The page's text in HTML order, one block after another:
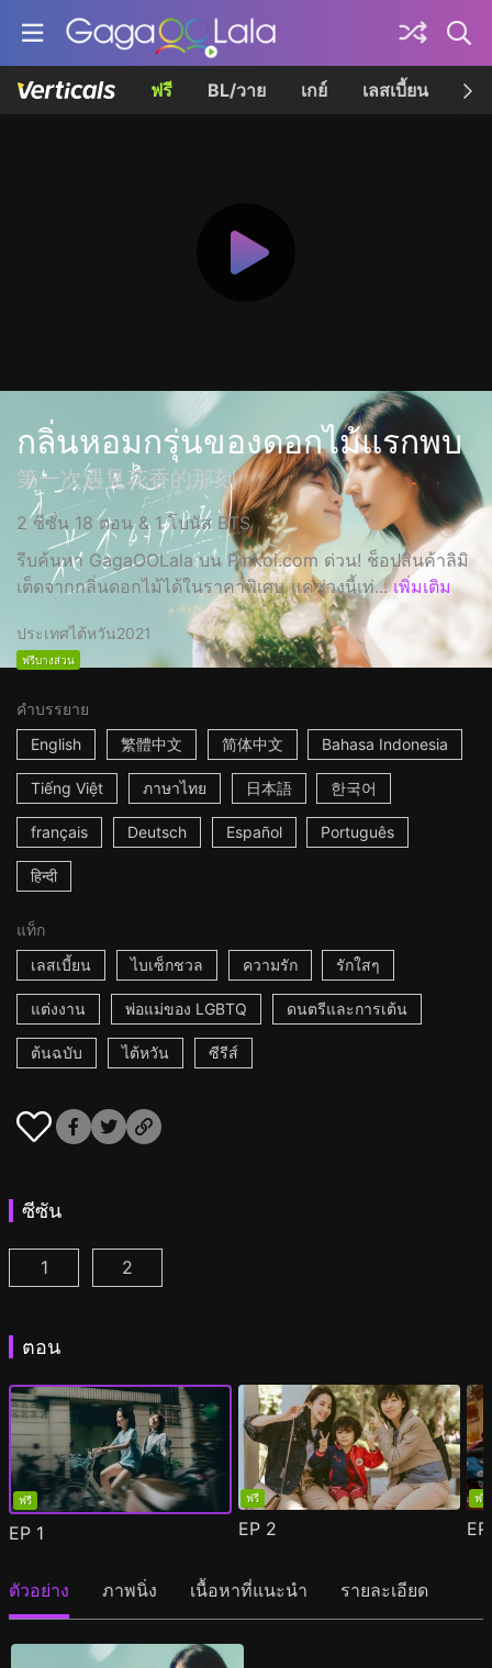
ฟรี BL/วาย เกย์ เลสเบี้ยน เค
กลิ่นหอมกรุ่นของดอกไม้แรกพบ
第一次遇見花香的那刻
2 ซีซั่น 18 ตอน & 1 โบนัส BTS
รีบค้นหา GagaOOLala บน Pinkoi.com ด่วน! ช็อปสินค้าลิมิ
เต็ดจากกลิ่นดอกไม้ได้ในราคาพิเศษ แค่ช่วงนี้เท่... เพิ่มเติม
ประเทศไต้หวัน2021
ฟรีบางส่วน
คำบรรยาย
English
繁體中文 简体中文 Bahasa Indonesia
Tiếng Việt ภาษาไทย 日本語 한국어
français Deutsch Español Português
हिन्दी
แท็ก
เลสเบี้ยน
ไบเซ็กชวล ความรัก รักใสๆ
แต่งงาน พ่อแม่ของ LGBTQ ดนตรีและการเต้น
ต้นฉบับ ไต้หวัน ซีรีส์
ซีซัน
กลิ่นหอมกรุ่นของดอกไม้แรกพบ ตอนที่ 1
1 กลิ่นหอมกรุ่นของดอกไม้แรกพบ 2 ตอนที่ 1
2
ตอน
ฟรี
EP 1
ฟรี
EP 2
ฟรี
ตัวอย่าง ภาพนิ่ง เนื้อหาที่แนะนำ รายละเอียด